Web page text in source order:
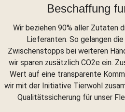
Beschaffung
Wir beziehen 90% aller Zutaten
Lieferanten. So gelangen
Zwischenstopps bei weiteren
wir sparen zusätzlich CO2e ein.
Wert auf eine transparente
wir mit der Initiative Tierwohl
Qualitätssicherung für unser